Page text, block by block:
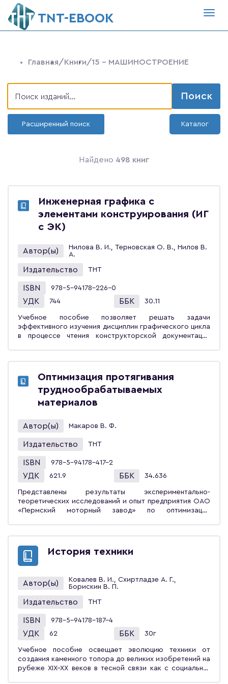
ТNT-EBOOK
Главная/Книги/15 - МАШИНОСТРОЕНИЕ
Поиск
Расширенный поиск Каталог
Найдено 498 книг
Инженерная графика с
элементами конструирования (ИГ
с ЭК)
Автор(ы)
Нилова В. И., Терновская О. В., Нилов В.
А.
Издательство ТНТ
ISBN 978-5-94178-226-0
УДК 744 ББК 30.11
Учебное пособие позволяет решать задачи
эффективного изучения дисциплин графического цикла
в процессе чтения конструкторской документации
модели серийных гидравлических экскаваторов
ЭО-5122 и ЭО-6122, которые позволяют студентам в
рамках планового количества часов осуществлять
деятельность должностных лиц производства:
рабочего, бригадира, начальника цеха и т. д.,
связанную с чтением чертежей в ходе изготовления
модели изделия. Для самоконтроля знаний по итогам
чтения чертежей экскаватора и изготовления его
модели приведены тесты с числовыми ответами.
Учебное пособие предназначено для студентов вузов,
обучающихся по направлению «Транспортные машины
и транспортно-технологические комплексы». Пособие
может быть использовано студентами других
машиностроительных направлений, а также для
профориентации школьников, поступающих в
технические вузы.
Оптимизация протягивания
труднообрабатываемых
материалов
Автор(ы) Макаров В. Ф.
Издательство ТНТ
ISBN 978-5-94178-417-2
УДК 621.9 ББК 34.636
Представлены результаты экспериментально-
теоретических исследований и опыт предприятия ОАО
«Пермский моторный завод» по оптимизации
труднообрабатываемых сталей и сплавов новыми
конструкциями твердосплавных протяжек на
увеличенных в 10-20 раз скоростях резания.
Теоретические исследования выполнены с
моделирования процесса резания, расчёта тепловых
применением компьютерных программ Ansis и Deform.
новый метод оптимизации процесса резания путём
программируемого управления скоростью резания для
протяжного станка с ЧПУ с учётом изменения величины
подачи на зубьях многосекционной протяжки и
обеспечения оптимальных условий резания каждым
зубом протяжки. Даны конкретные рекомендации по
История техники
Автор(ы)
Ковалев В. И., Схиртладзе А. Г.,
Борискин В. П.
Издательство ТНТ
ISBN 978-5-94178-187-4
УДК 62 ББК 30г
Учебное пособие освещает эволюцию техники от
создания каменного топора до великих изобретений на
рубеже XIX–XX веков в тесной связи как с социально-